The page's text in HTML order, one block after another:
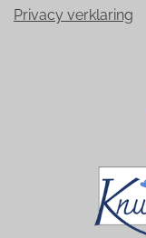
Privacy verklaring